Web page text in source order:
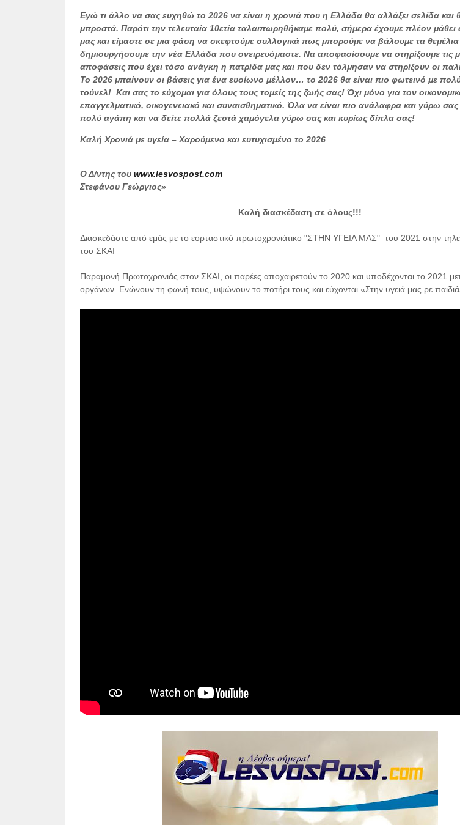
Εγώ τι άλλο να σας ευχηθώ το 2026 να είναι η χρονιά που η Ελλάδα θα αλλάξει σελίδα και
μπροστά. Παρότι την τελευταία 10ετία ταλαιπωρηθήκαμε πολύ, σήμερα έχουμε πλέον
μας και είμαστε σε μια φάση να σκεφτούμε συλλογικά πως μπορούμε να βάλουμε τα θεμέλια
δημιουργήσουμε την νέα Ελλάδα που ονειρευόμαστε. Να αποφασίσουμε να στηρίξουμε τις
αποφάσεις που έχει τόσο ανάγκη η πατρίδα μας και που δεν τόλμησαν να στηρίξουν οι
Το 2026 μπαίνουν οι βάσεις για ένα ευοίωνο μέλλον… το 2026 θα είναι πιο φωτεινό με
τούνελ! Και σας το εύχομαι για όλους τους τομείς της ζωής σας! Όχι μόνο για τον
επαγγελματικό, οικογενειακό και συναισθηματικό. Όλα να είναι πιο ανάλαφρα και γύρω
πολύ αγάπη και να δείτε πολλά ζεστά χαμόγελα γύρω σας και κυρίως δίπλα σας!
Καλή Χρονιά με υγεία – Χαρούμενο και ευτυχισμένο το 2026
Ο Δ/ντης του www.lesvospost.com
Στεφάνου Γεώργιος»
Καλή διασκέδαση σε όλους!!!
Διασκεδάστε από εμάς με το εορταστικό πρωτοχρονιάτικο "ΣΤΗΝ ΥΓΕΙΑ ΜΑΣ" του 2021 στην
του ΣΚΑΙ
Παραμονή Πρωτοχρονιάς στον ΣΚΑΙ, οι παρέες αποχαιρετούν το 2020 και υποδέχονται το 2021
οργάνων. Ενώνουν τη φωνή τους, υψώνουν το ποτήρι τους και εύχονται «Στην υγειά μας ρε